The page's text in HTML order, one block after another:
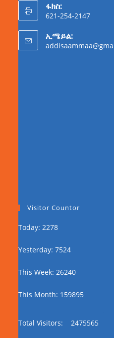
ፋክስ:
621-254-2147
ኢሜይል:
Visitor Countor
Today: 2278
Yesterday: 7524
This Week: 26240
This Month: 159895
Total Visitors: 2475565